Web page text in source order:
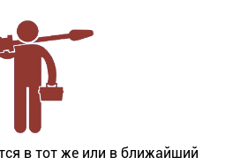
в тот же или в ближайший